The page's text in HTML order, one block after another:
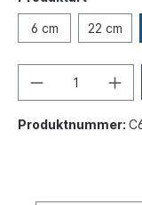
6 cm 22 cm
Produktnummer: